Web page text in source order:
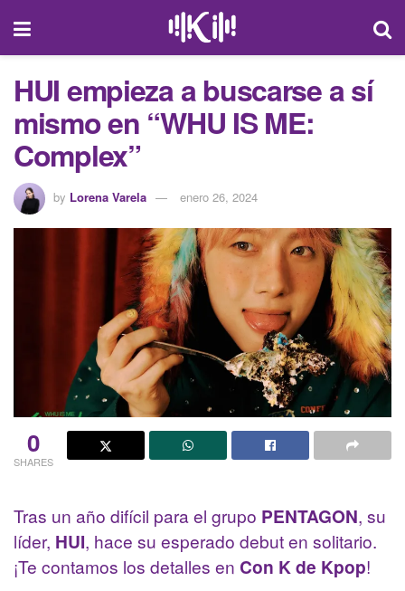
HUI empieza a buscarse a sí
mismo en “WHU IS ME:
Complex”
by Lorena Varela enero 26, 2024
0
SHARES
Tras un año difícil para el grupo PENTAGON, su
líder, HUI, hace su esperado debut en solitario.
¡Te contamos los detalles en Con K de Kpop!